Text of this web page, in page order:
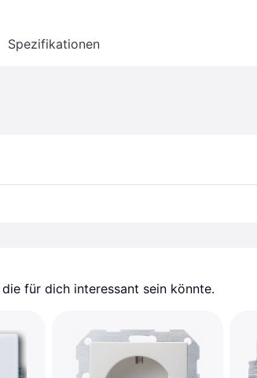
Spezifikationen
für dich interessant sein könnte.